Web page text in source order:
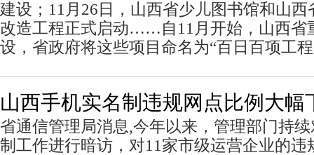
建设；11月26日，山西省少儿图书馆和山
改造工程正式启动……自11月开始，山西省
设，省政府将这些项目命名为“百日百项工
山西手机实名制违规网点比例大幅
省通信管理局消息,今年以来，管理部门持
制工作进行暗访，对11家市级运营企业的违